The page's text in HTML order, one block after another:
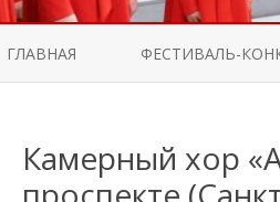
ГЛАВНАЯ ФЕСТИВАЛЬ-
ПРОГРАММА
Камерный хор